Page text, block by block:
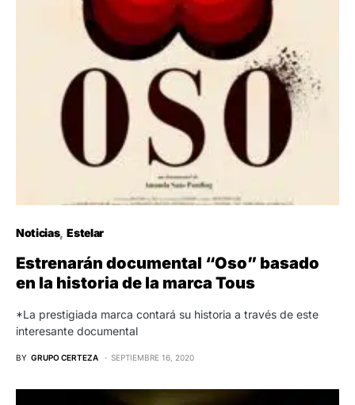
Noticias Estelar
Estrenarán documental “Oso” basado
en la historia de la marca Tous
*La prestigiada marca contará su historia a través de este
interesante documental
BY GRUPO CERTEZA SEPTIEMBRE 16, 2020